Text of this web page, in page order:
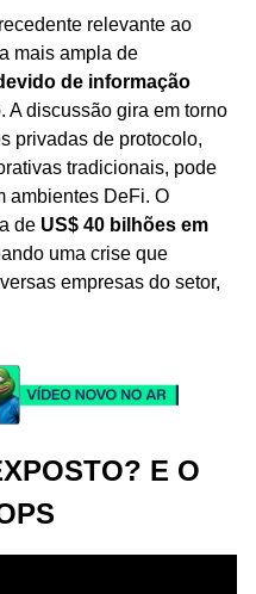
relevante ao
de informação
A discussão gira em torno
privadas de protocolo,
tradicionais, pode
ambientes DeFi. O
de US$ 40 bilhões em
uma crise que
empresas do setor,
E O